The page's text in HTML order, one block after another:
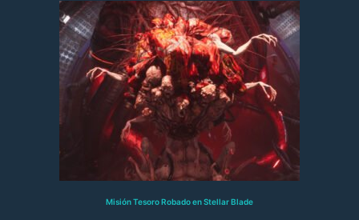
Misión Tesoro Robado en Stellar Blade